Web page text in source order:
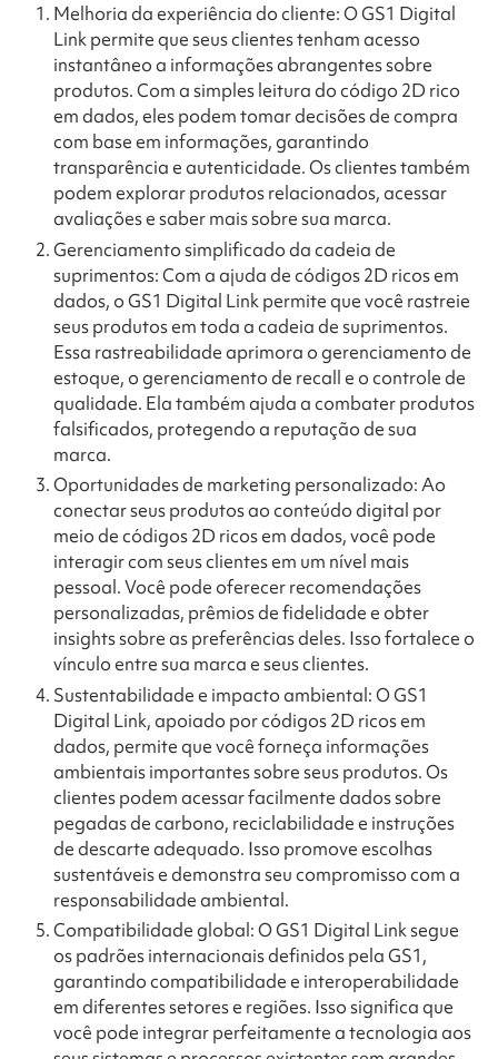
Melhoria da experiência do cliente: O GS1 Digital
Link permite que seus clientes tenham acesso
instantâneo a informações abrangentes sobre
produtos. Com a simples leitura do código 2D rico
em dados, eles podem tomar decisões de compra
com base em informações, garantindo
transparência e autenticidade. Os clientes também
podem explorar produtos relacionados, acessar
avaliações e saber mais sobre sua marca.
Gerenciamento simplificado da cadeia de
suprimentos: Com a ajuda de códigos 2D ricos em
dados, o GS1 Digital Link permite que você rastreie
seus produtos em toda a cadeia de suprimentos.
Essa rastreabilidade aprimora o gerenciamento de
estoque, o gerenciamento de recall e o controle de
qualidade. Ela também ajuda a combater produtos
falsificados, protegendo a reputação de sua
marca.
Oportunidades de marketing personalizado: Ao
conectar seus produtos ao conteúdo digital por
meio de códigos 2D ricos em dados, você pode
interagir com seus clientes em um nível mais
pessoal. Você pode oferecer recomendações
personalizadas, prêmios de fidelidade e obter
insights sobre as preferências deles. Isso fortalece o
vínculo entre sua marca e seus clientes.
Sustentabilidade e impacto ambiental: O GS1
Digital Link, apoiado por códigos 2D ricos em
dados, permite que você forneça informações
ambientais importantes sobre seus produtos. Os
clientes podem acessar facilmente dados sobre
pegadas de carbono, reciclabilidade e instruções
de descarte adequado. Isso promove escolhas
sustentáveis e demonstra seu compromisso com a
responsabilidade ambiental.
Compatibilidade global: O GS1 Digital Link segue
os padrões internacionais definidos pela GS1,
garantindo compatibilidade e interoperabilidade
em diferentes setores e regiões. Isso significa que
você pode integrar perfeitamente a tecnologia aos